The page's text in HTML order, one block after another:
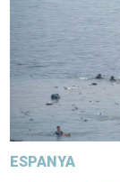
ESPANYA